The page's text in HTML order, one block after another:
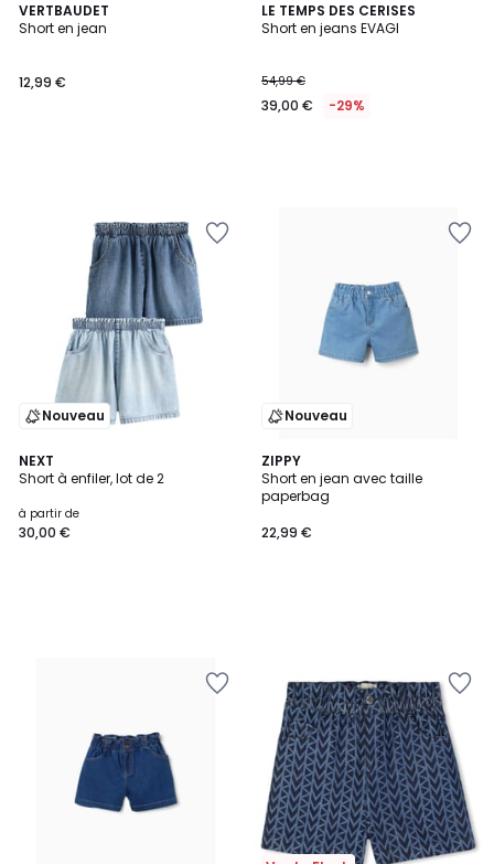
VERTBAUDET
Short en jean
12,99 €
LE TEMPS DES CERISES
Short en jeans EVAGI
54,99 €
39,00 € -29%
Nouveau
NEXT
Short à enfiler, lot de 2
à partir de
30,00 €
Nouveau
ZIPPY
Short en jean avec taille
paperbag
22,99 €